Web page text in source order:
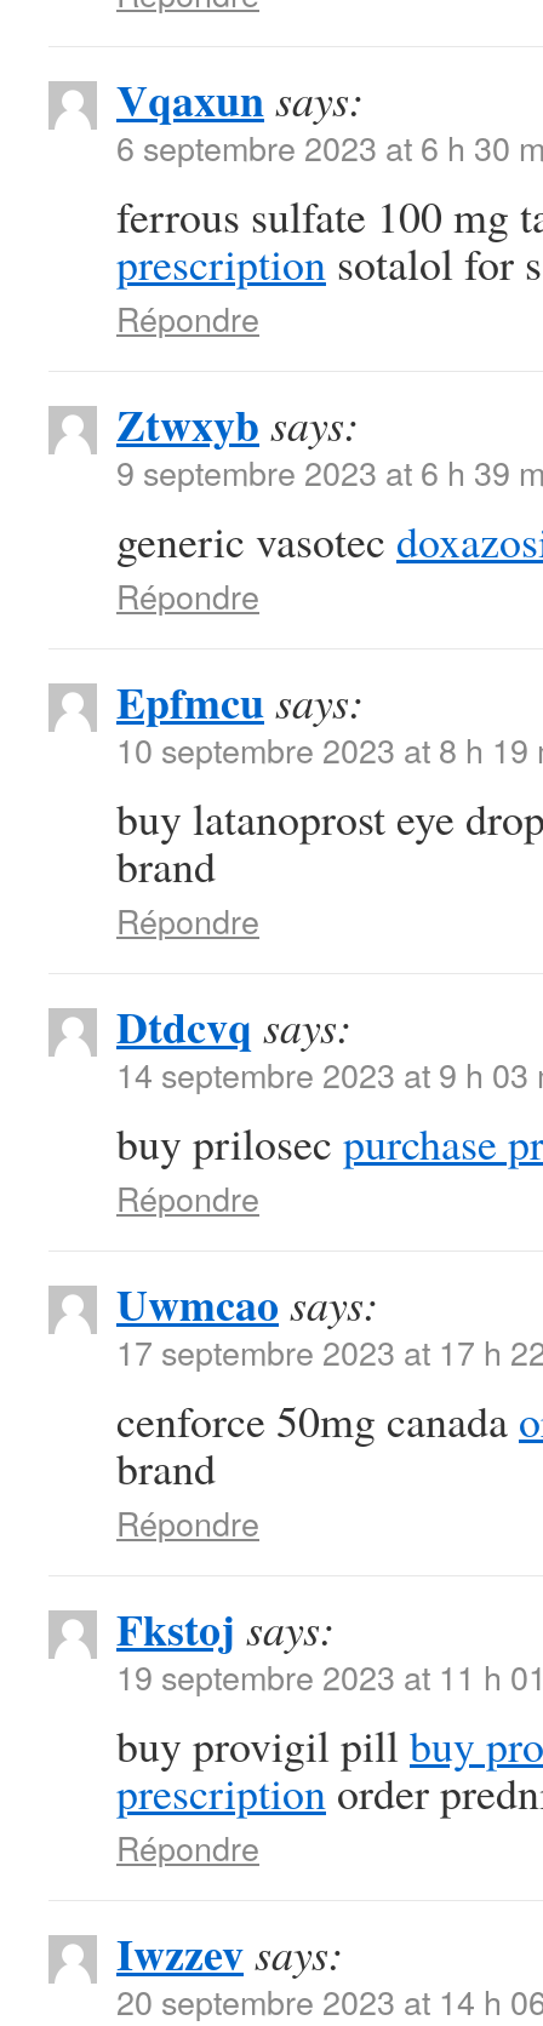
Vqaxunsays:
6 septembre 2023 at 6 h 30
ferrous sulfate 100 mg
prescription sotalol for
Répondre
Ztwxyb says:
9 septembre 2023 at 6 h 39
generic vasotec
Répondre
Epfmcusays:
10 septembre 2023 at 8 h 19
buy latanoprost eye
brand
Répondre
Dtdcvq says:
14 septembre 2023 at 9 h 03
buy prilosec purchase
Répondre
Uwmcao says:
17 septembre 2023 at 17 h
cenforce 50mg canada
brand
Répondre
Fkstoj says:
19 septembre 2023 at 11 h
buy provigil pillbuy
prescription order
Répondre
Iwzzevsays:
20 septembre 2023 at 14 h